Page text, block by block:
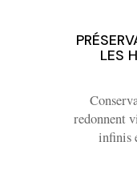
LES
redonnent
infinis